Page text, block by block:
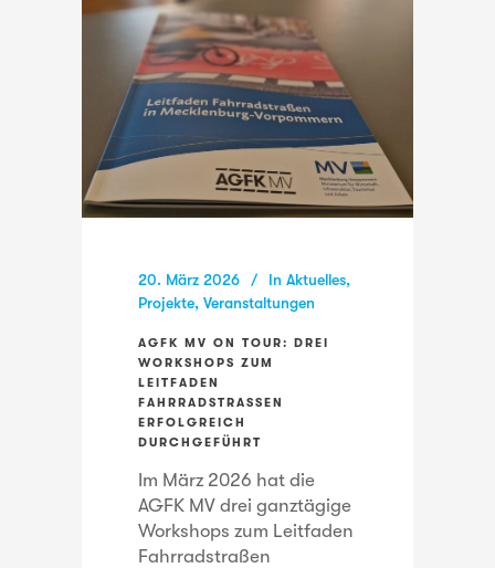
20. März 2026 In Aktuelles,
Projekte, Veranstaltungen
AGFK MV ON TOUR: DREI
WORKSHOPS ZUM
LEITFADEN
FAHRRADSTRASSEN E
RFOLGREICH D
URCHGEFÜHRT
Im März 2026 hat die
AGFK MV drei ganztägige
Workshops zum Leitfaden
Fahrradstraßen